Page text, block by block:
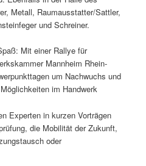
Metall, Raumausstatter/Sattler,
und Schreiner.
Mit einer Rallye für
Mannheim Rhein-
um Nachwuchs und
im Handwerk
Experten in kurzen Vorträgen
die Mobilität der Zukunft,
oder